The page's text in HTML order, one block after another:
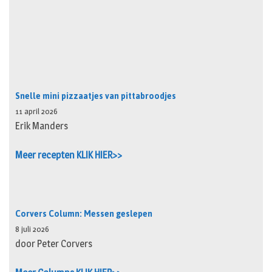
Snelle mini pizzaatjes van pittabroodjes
11 april 2026
Erik Manders
Meer recepten KLIK HIER>>
Corvers Column: Messen geslepen
8 juli 2026
door Peter Corvers